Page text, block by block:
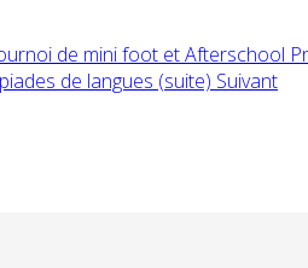
de mini foot et Afterschool
de langues (suite) Suivant